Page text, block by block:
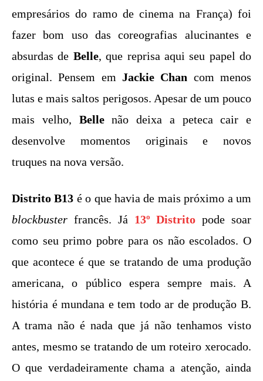
empresários do ramo de cinema na França) foi
fazer bom uso das coreografias alucinantes e
absurdas de Belle, que reprisa aqui seu papel do
original. Pensem em Jackie Chan com menos
lutas e mais saltos perigosos. Apesar de um pouco
mais velho, Bellenão deixa a peteca cair e
desenvolve momentos originais e novos
truques na nova versão.
Distrito B13 é o que havia de mais próximo a um
blockbuster francês. Já 13º Distrito pode soar
como seu primo pobre para os não escolados. O
que acontece é que se tratando de uma produção
americana, o público espera sempre mais. A
história é mundana e tem todo ar de produção B.
A trama não é nada que já não tenhamos visto
antes, mesmo se tratando de um roteiro xerocado.
O que verdadeiramente chama a atenção, ainda